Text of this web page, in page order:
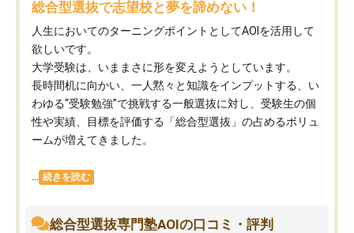
総合型選抜で志望校と夢を諦めない！
人生においてのターニングポイントとしてAOIを活用して
欲しいです。
大学受験は、いままさに形を変えようとしています。
長時間机に向かい、一人黙々と知識をインプットする、い
わゆる“受験勉強”で挑戦する一般選抜に対し、受験生の個
性や実績、目標を評価する「総合型選抜」の占めるボリュ
ームが増えてきました。
続きを読む
総合型選抜専門塾AOIの口コミ・評判